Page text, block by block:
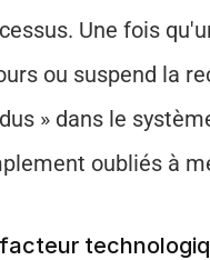
Une fois
ou suspend la
» dans le
oubliés à